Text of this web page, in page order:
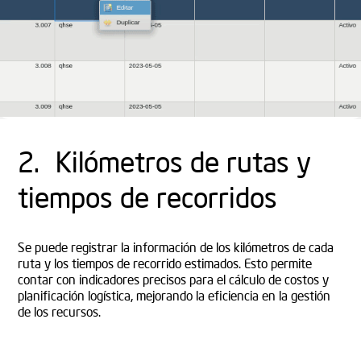
2. Kilómetros de rutas y
tiempos de recorridos
Se puede registrar la información de los kilómetros de cada
ruta y los tiempos de recorrido estimados. Esto permite
contar con indicadores precisos para el cálculo de costos y
planificación logística, mejorando la eficiencia en la gestión
de los recursos.